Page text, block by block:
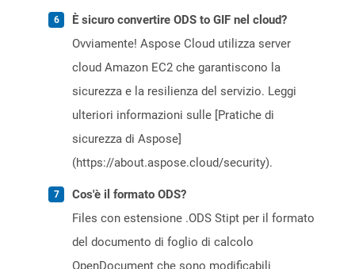
È sicuro convertire ODS to GIF nel cloud?
Ovviamente! Aspose Cloud utilizza server
cloud Amazon EC2 che garantiscono la
sicurezza e la resilienza del servizio. Leggi
ulteriori informazioni sulle [Pratiche di
sicurezza di Aspose]
(https://about.aspose.cloud/security).
Cos'è il formato ODS?
Files con estensione .ODS Stipt per il formato
del documento di foglio di calcolo
OpenDocument che sono modificabili